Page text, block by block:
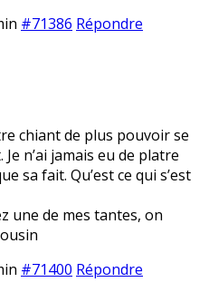
#71386 Répondre
chiant de plus pouvoir se
n’ai jamais eu de platre
sa fait. Qu’est ce qui s’est
une de mes tantes, on
#71400 Répondre